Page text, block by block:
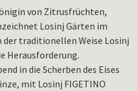
von Zitrusfrüchten,
Losinj Gärten im
der traditionellen Weise Losinj
Herausforderung.
in die Scherben des Eises
mit Losinj FIGETINO